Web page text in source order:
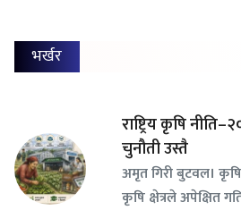
भर्खर
राष्ट्रिय कृषि
चुनौती उस्तै
अमृत गिरी बुटवल।
कृषि क्षेत्रले अपेक्षित